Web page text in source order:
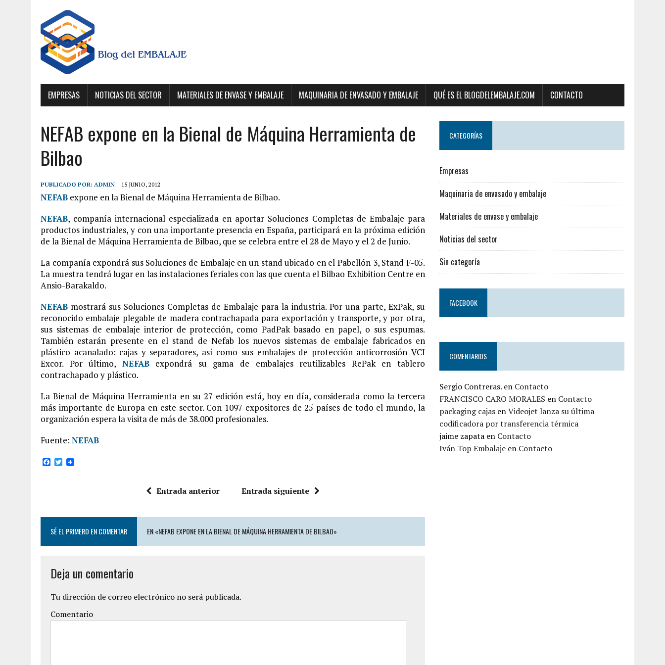
EMPRESAS NOTICIAS DEL SECTOR MATERIALES DE ENVASE Y EMBALAJE MAQUINARIA DE ENVASADO Y EMBALAJE QUÉ ES EL BLOGDELEMBALAJE.COM CONTACTO
NEFAB expone en la Bienal de Máquina Herramienta de
Bilbao
PUBLICADO POR: ADMIN 15 JUNIO, 2012
NEFAB expone en la Bienal de Máquina Herramienta de Bilbao.
NEFAB, compañía internacional especializada en aportar Soluciones Completas de Embalaje para
productos industriales, y con una importante presencia en España, participará en la próxima edición
de la Bienal de Máquina Herramienta de Bilbao, que se celebra entre el 28 de Mayo y el 2 de Junio.
La compañía expondrá sus Soluciones de Embalaje en un stand ubicado en el Pabellón 3, Stand F-05.
La muestra tendrá lugar en las instalaciones feriales con las que cuenta el Bilbao Exhibition Centre en
Ansio-Barakaldo.
NEFAB mostrará sus Soluciones Completas de Embalaje para la industria. Por una parte, ExPak, su
reconocido embalaje plegable de madera contrachapada para exportación y transporte, y por otra,
sus sistemas de embalaje interior de protección, como PadPak basado en papel, o sus espumas.
También estarán presente en el stand de Nefab los nuevos sistemas de embalaje fabricados en
plástico acanalado: cajas y separadores, así como sus embalajes de protección anticorrosión VCI
Excor. Por último, NEFABexpondrá su gama de embalajes reutilizables RePak en tablero
contrachapado y plástico.
La Bienal de Máquina Herramienta en su 27 edición está, hoy en día, considerada como la tercera
más importante de Europa en este sector. Con 1097 expositores de 25 países de todo el mundo, la
organización espera la visita de más de 38.000 profesionales.
Fuente: NEFAB
F
k
T
Entrada anterior Entrada siguiente
SÉ EL PRIMERO EN COMENTAR EN «NEFAB EXPONE EN LA BIENAL DE MÁQUINA HERRAMIENTA DE BILBAO»
Deja un comentario
Tu dirección de correo electrónico no será publicada.
Comentario
CATEGORÍAS
Empresas
Maquinaria de envasado y embalaje
Materiales de envase y embalaje
Noticias del sector
Sin categoría
FACEBOOK
COMENTARIOS
Sergio Contreras. en Contacto
FRANCISCO CARO MORALES en Contacto
packaging cajas enVideojet lanza su última
codificadora por transferencia térmica
jaime zapata en Contacto
Iván Top Embalaje en Contacto